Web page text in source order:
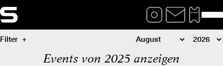
Filter
Events von 2025 anzeigen